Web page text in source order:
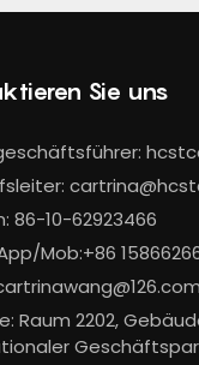
Sie uns
86-10-62923466
Mob:+86
Raum 2202,